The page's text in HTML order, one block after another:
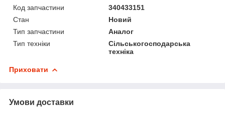
Код запчастини
340433151
Стан
Новий
Тип запчастини
Аналог
Тип техніки
Сільськогосподарська
техніка
Приховати
Умови доставки